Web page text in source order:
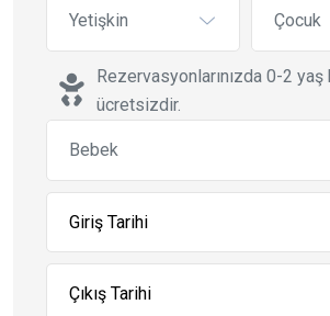
Yetişkin Çocuk
Rezervasyonlarınızda 0-2 yaş
ücretsizdir.
Bebek